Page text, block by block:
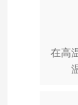
在高